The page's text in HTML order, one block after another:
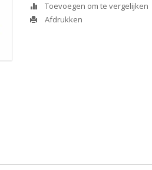
Toevoegen om te vergelijken
Afdrukken